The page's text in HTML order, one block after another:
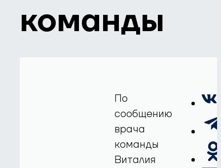
команды
По
сообщению
врача
команды
Виталия